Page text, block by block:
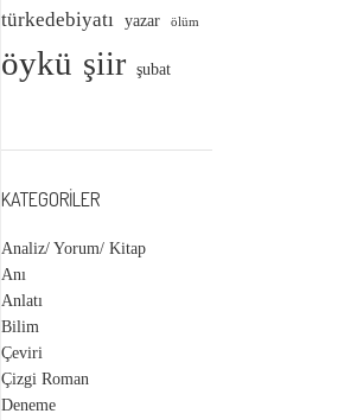
türkedebiyatı yazar ölüm
öykü şiir şubat
KATEGORILER
Analiz/ Yorum/ Kitap
Anı
Anlatı
Bilim
Çeviri
Çizgi Roman
Deneme